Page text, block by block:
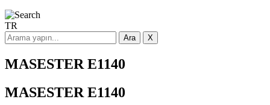
TR
Ara X
MASESTER E1140
MASESTER E1140